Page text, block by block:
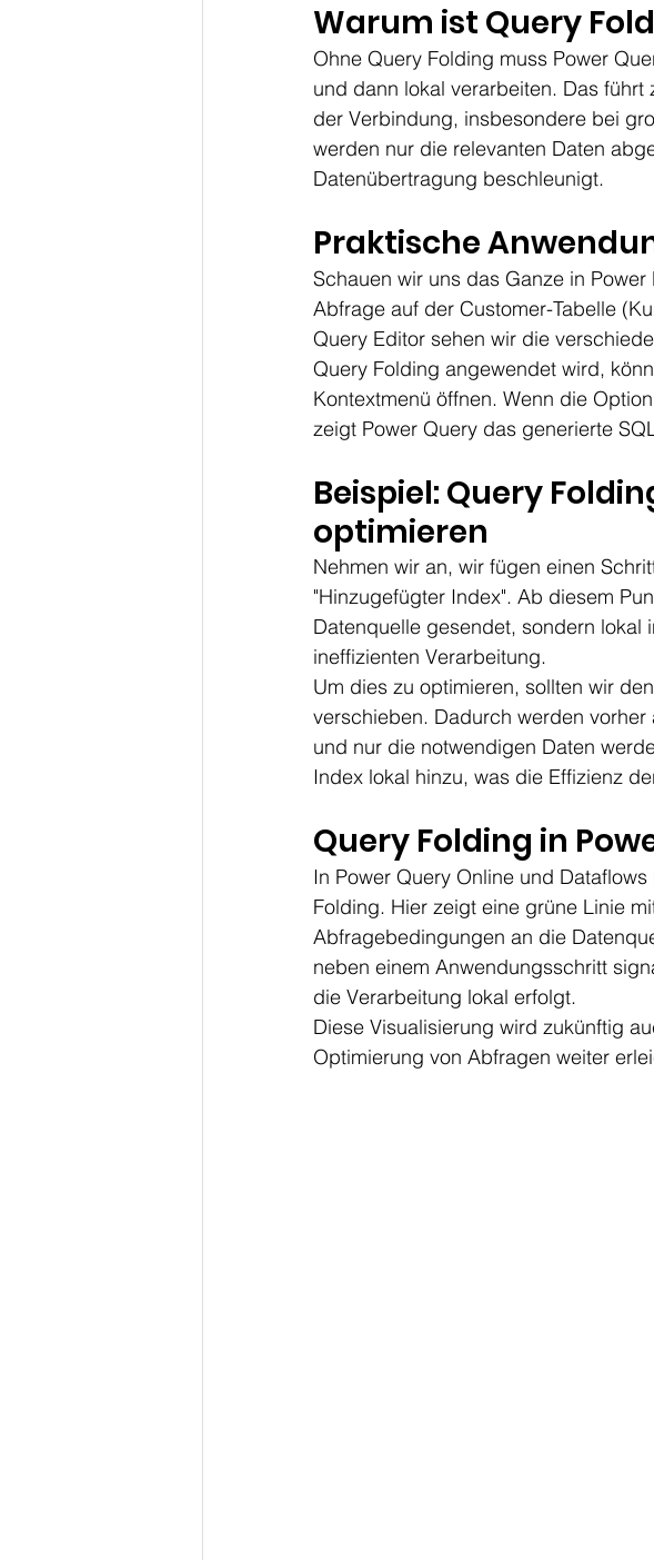
Warum ist Query
Ohne Query Folding muss Power
und dann lokal verarbeiten. Das
der Verbindung, insbesondere bei
werden nur die relevanten Daten
Datenübertragung beschleunigt.
Praktische
Schauen wir uns das Ganze in
Abfrage auf der Customer-Tabelle
Query Editor sehen wir die
Query Folding angewendet wird,
Kontextmenü öffnen. Wenn die
zeigt Power Query das generierte
Beispiel: Query
optimieren
Nehmen wir an, wir fügen einen
"Hinzugefügter Index". Ab diesem
Datenquelle gesendet, sondern lokal
ineffizienten Verarbeitung.
Um dies zu optimieren, sollten wir
verschieben. Dadurch werden
und nur die notwendigen Daten
Index lokal hinzu, was die Effizienz
Query Folding in
In Power Query Online und
Folding. Hier zeigt eine grüne Linie
Abfragebedingungen an die
neben einem Anwendungsschritt
die Verarbeitung lokal erfolgt.
Diese Visualisierung wird zukünftig
Optimierung von Abfragen weiter